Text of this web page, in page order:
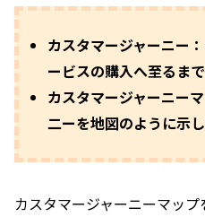
カスタマージャーニー
ービスの購入へ至るま
カスタマージャーニー
二ーを地図のように示
カスタマージャーニーマップ